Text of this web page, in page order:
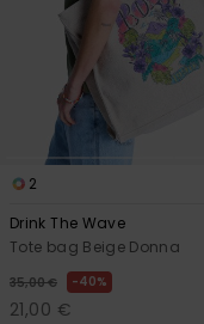
2
Drink The Wave
Tote bag Beige Donna
35,00 € 40%
21,00 €